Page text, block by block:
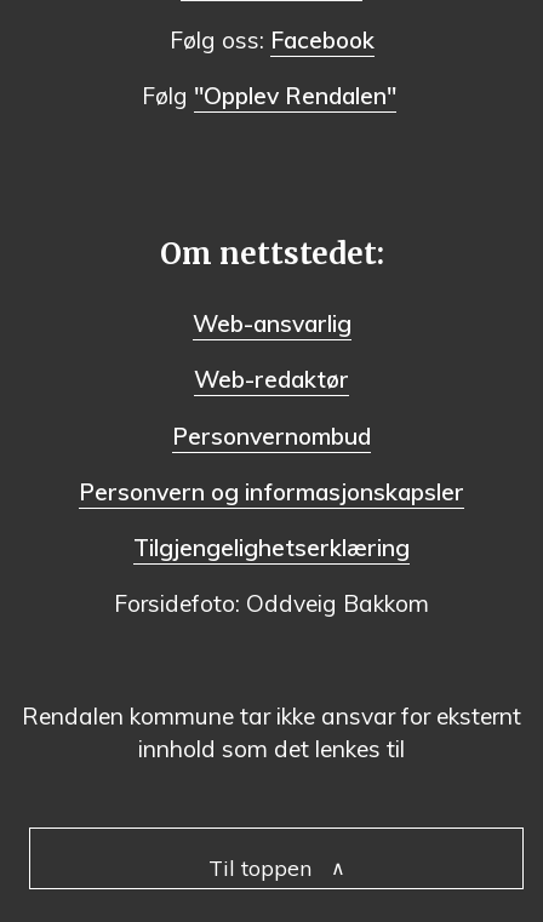
Følg oss: Facebook
Følg "Opplev Rendalen"
Om nettstedet:
Web-ansvarlig
Web-redaktør
Personvernombud
Personvern og informasjonskapsler
Tilgjengelighetserklæring
Forsidefoto: Oddveig Bakkom
Rendalen kommune tar ikke ansvar for eksternt
innhold som det lenkes til
Til toppen